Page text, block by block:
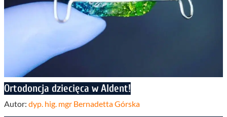
Ortodoncja dziecięca w Aldent!
Autor: dyp. hig. mgr Bernadetta Górska